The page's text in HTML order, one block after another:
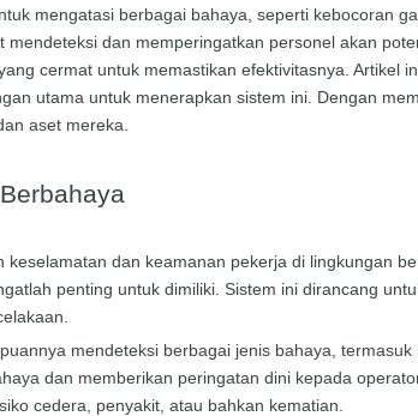
mengatasi berbagai bahaya, seperti kebocoran
dan memperingatkan personel akan
cermat untuk memastikan efektivitasnya. Artikel
utama untuk menerapkan sistem ini. Dengan
aset mereka.
dan keamanan pekerja di lingkungan
penting untuk dimiliki. Sistem ini dirancang
mendeteksi berbagai jenis bahaya,
dan memberikan peringatan dini kepada
cedera, penyakit, atau bahkan kematian.